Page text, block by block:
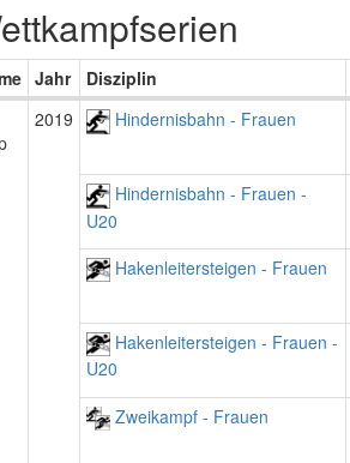
Jahr
Disziplin
2019 Hindernisbahn - Frauen
Hindernisbahn - Frauen -
U20
Hakenleitersteigen - Frauen
Hakenleitersteigen - Frauen -
U20
Zweikampf - Frauen